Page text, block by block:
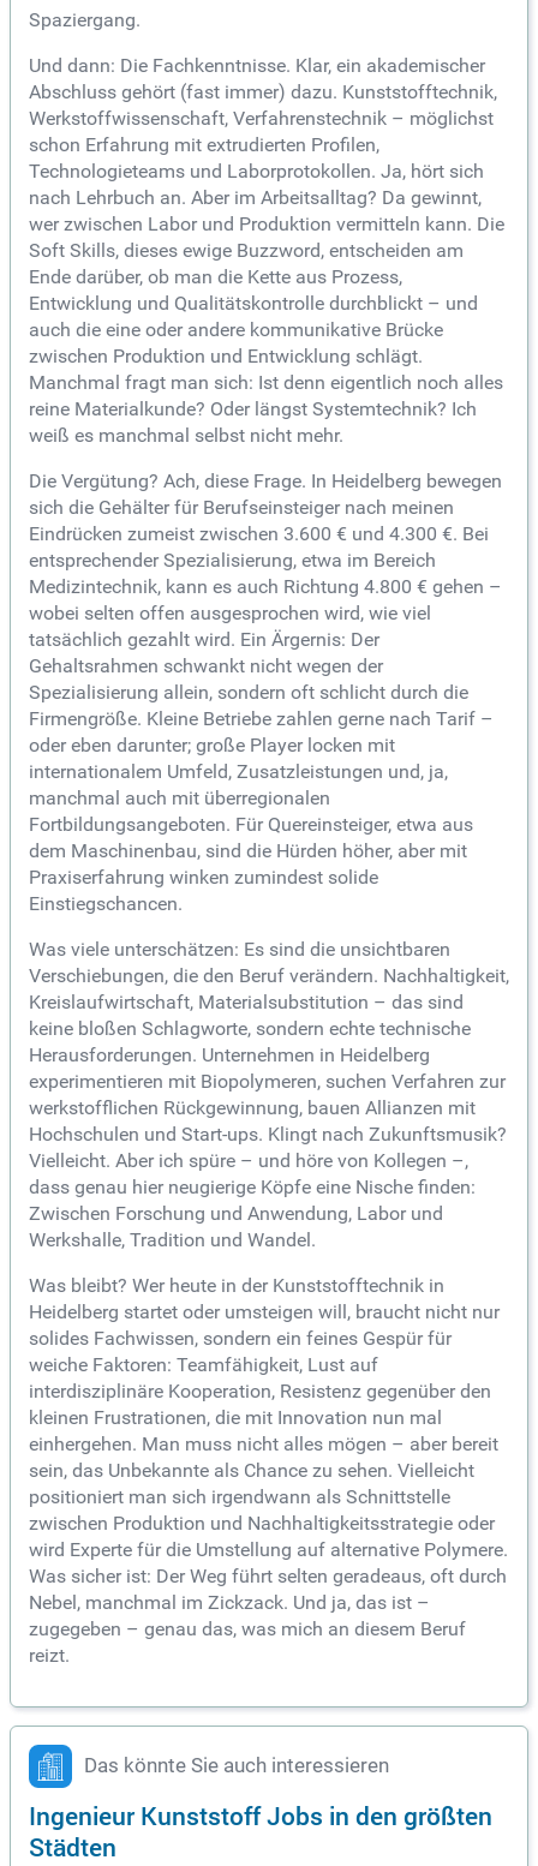
Spaziergang.
Und dann: Die Fachkenntnisse. Klar, ein akademischer
Abschluss gehört (fast immer) dazu. Kunststofftechnik,
Werkstoffwissenschaft, Verfahrenstechnik – möglichst
schon Erfahrung mit extrudierten Profilen,
Technologieteams und Laborprotokollen. Ja, hört sich
nach Lehrbuch an. Aber im Arbeitsalltag? Da gewinnt,
wer zwischen Labor und Produktion vermitteln kann. Die
Soft Skills, dieses ewige Buzzword, entscheiden am
Ende darüber, ob man die Kette aus Prozess,
Entwicklung und Qualitätskontrolle durchblickt – und
auch die eine oder andere kommunikative Brücke
zwischen Produktion und Entwicklung schlägt.
Manchmal fragt man sich: Ist denn eigentlich noch alles
reine Materialkunde? Oder längst Systemtechnik? Ich
weiß es manchmal selbst nicht mehr.
Die Vergütung? Ach, diese Frage. In Heidelberg bewegen
sich die Gehälter für Berufseinsteiger nach meinen
Eindrücken zumeist zwischen 3.600 € und 4.300 €. Bei
entsprechender Spezialisierung, etwa im Bereich
Medizintechnik, kann es auch Richtung 4.800 € gehen –
wobei selten offen ausgesprochen wird, wie viel
tatsächlich gezahlt wird. Ein Ärgernis: Der
Gehaltsrahmen schwankt nicht wegen der
Spezialisierung allein, sondern oft schlicht durch die
Firmengröße. Kleine Betriebe zahlen gerne nach Tarif –
oder eben darunter; große Player locken mit
internationalem Umfeld, Zusatzleistungen und, ja,
manchmal auch mit überregionalen
Fortbildungsangeboten. Für Quereinsteiger, etwa aus
dem Maschinenbau, sind die Hürden höher, aber mit
Praxiserfahrung winken zumindest solide
Einstiegschancen.
Was viele unterschätzen: Es sind die unsichtbaren
Verschiebungen, die den Beruf verändern. Nachhaltigkeit,
Kreislaufwirtschaft, Materialsubstitution – das sind
keine bloßen Schlagworte, sondern echte technische
Herausforderungen. Unternehmen in Heidelberg
experimentieren mit Biopolymeren, suchen Verfahren zur
werkstofflichen Rückgewinnung, bauen Allianzen mit
Hochschulen und Start-ups. Klingt nach Zukunftsmusik?
Vielleicht. Aber ich spüre – und höre von Kollegen –,
dass genau hier neugierige Köpfe eine Nische finden:
Zwischen Forschung und Anwendung, Labor und
Werkshalle, Tradition und Wandel.
Was bleibt? Wer heute in der Kunststofftechnik in
Heidelberg startet oder umsteigen will, braucht nicht nur
solides Fachwissen, sondern ein feines Gespür für
weiche Faktoren: Teamfähigkeit, Lust auf
interdisziplinäre Kooperation, Resistenz gegenüber den
kleinen Frustrationen, die mit Innovation nun mal
einhergehen. Man muss nicht alles mögen – aber bereit
sein, das Unbekannte als Chance zu sehen. Vielleicht
positioniert man sich irgendwann als Schnittstelle
zwischen Produktion und Nachhaltigkeitsstrategie oder
wird Experte für die Umstellung auf alternative Polymere.
Was sicher ist: Der Weg führt selten geradeaus, oft durch
Nebel, manchmal im Zickzack. Und ja, das ist –
zugegeben – genau das, was mich an diesem Beruf
reizt.
Das könnte Sie auch interessieren
Ingenieur Kunststoff Jobs in den größten
Städten